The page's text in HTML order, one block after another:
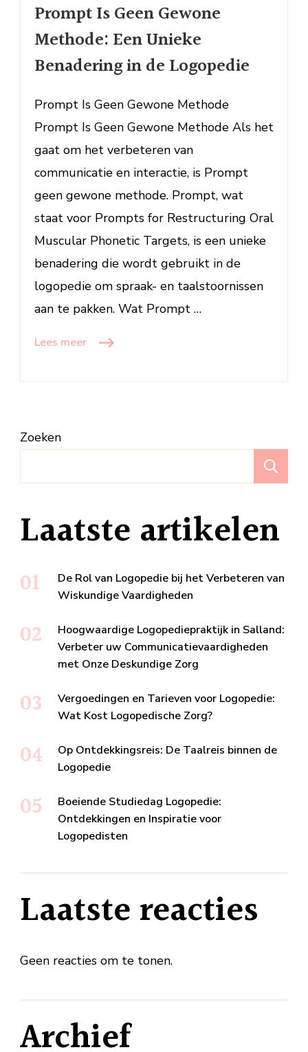
Is
Geen
Gewone
Methode:
Unieke
Benadering
de
Logopedie
Prompt Is Geen Gewone
Methode: Een Unieke
Benadering in de Logopedie
Prompt Is Geen Gewone Methode
Prompt Is Geen Gewone Methode Als het
gaat om het verbeteren van
communicatie en interactie, is Prompt
geen gewone methode. Prompt, wat
staat voor Prompts for Restructuring Oral
Muscular Phonetic Targets, is een unieke
benadering die wordt gebruikt in de
logopedie om spraak- en taalstoornissen
aan te pakken. Wat Prompt …
Lees meer
Zoeken
Laatste artikelen
De Rol van Logopedie bij het Verbeteren van
Wiskundige Vaardigheden
Hoogwaardige Logopediepraktijk in Salland:
Verbeter uw Communicatievaardigheden
met Onze Deskundige Zorg
Vergoedingen en Tarieven voor Logopedie:
Wat Kost Logopedische Zorg?
Op Ontdekkingsreis: De Taalreis binnen de
Logopedie
Boeiende Studiedag Logopedie:
Ontdekkingen en Inspiratie voor
Logopedisten
Laatste reacties
Geen reacties om te tonen.
Archief